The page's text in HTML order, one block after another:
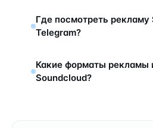
Где посмотреть рекламу
Telegram?
Какие форматы рекламы
Soundcloud?